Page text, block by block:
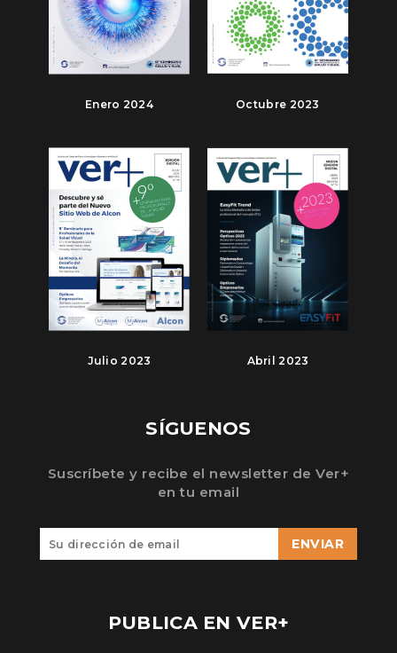
Enero 2024 Octubre 2023
Julio 2023 Abril 2023
SÍGUENOS
Suscríbete y recibe el newsletter de Ver+
en tu email
ENVIAR
PUBLICA EN VER+